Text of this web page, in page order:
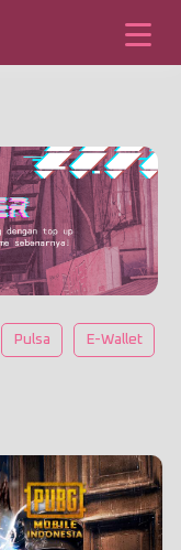
Pulsa E-Wallet